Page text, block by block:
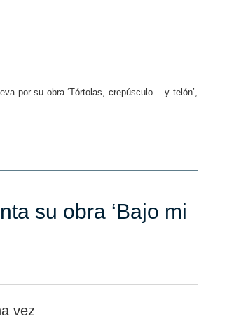
por su obra ‘Tórtolas, crepúsculo… y telón’,
su obra ‘Bajo mi
vez